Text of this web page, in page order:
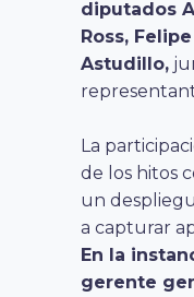
diputados
Ross,
Astudillo,
La
de los hitos
un
a capturar
En la
gerente